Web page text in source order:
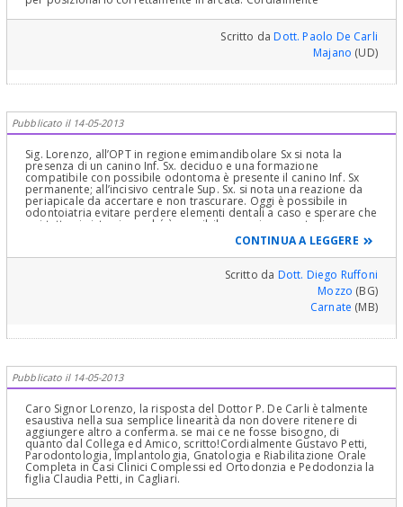
Scritto daDott. Paolo De Carli
Majano (UD)
Pubblicato il 14-05-2013
Sig. Lorenzo, all’OPT in regione emimandibolare Sx si nota la
presenza di un canino Inf. Sx. deciduo e una formazione
compatibile con possibile odontoma è presente il canino Inf. Sx
permanente; all’incisivo centrale Sup. Sx. si nota una reazione da
periapicale da accertare e non trascurare. Oggi è possibile in
odontoiatria evitare perdere elementi dentali a caso e sperare che
poi tutto si sistemi, perché è possibile eseguire uno studio
approfondito del caso con i corretti accertamenti diagnostici e
programmare le corrette cure secondo scienza e coscienza,
ottenendo i prefissati risultati di cura.
CONTINUA A LEGGERE
Scritto da Dott. Diego Ruffoni
Mozzo (BG)
Carnate (MB)
Pubblicato il 14-05-2013
Caro Signor Lorenzo, la risposta del Dottor P. De Carli è talmente
esaustiva nella sua semplice linearità da non dovere ritenere di
aggiungere altro a conferma. se mai ce ne fosse bisogno, di
quanto dal Collega ed Amico, scritto!Cordialmente Gustavo Petti,
Parodontologia, Implantologia, Gnatologia e Riabilitazione Orale
Completa in Casi Clinici Complessi ed Ortodonzia e Pedodonzia la
figlia Claudia Petti, in Cagliari.